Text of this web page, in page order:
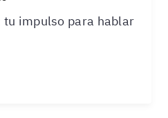
impulso para hablar